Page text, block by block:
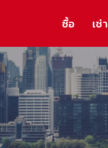
ซื้อ เช่า